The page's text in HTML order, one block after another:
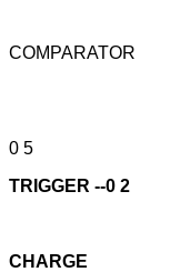
COMPARATOR
0 5
TRIGGER --0 2
CHARGE